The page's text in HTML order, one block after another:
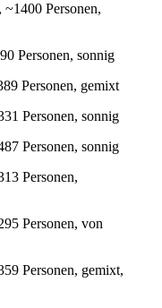
Personen,
Personen, sonnig
Personen, gemixt
Personen, sonnig
Personen, sonnig
Personen,
Personen, von
Personen, gemixt,